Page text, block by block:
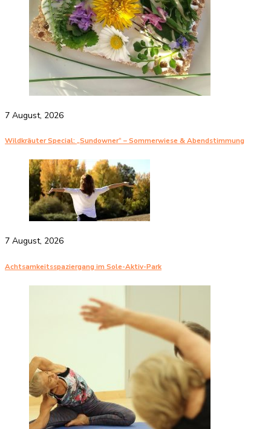
7 August, 2026
Wildkräuter Special: „Sundowner“ – Sommerwiese & Abendstimmung
7 August, 2026
Achtsamkeitsspaziergang im Sole-Aktiv-Park